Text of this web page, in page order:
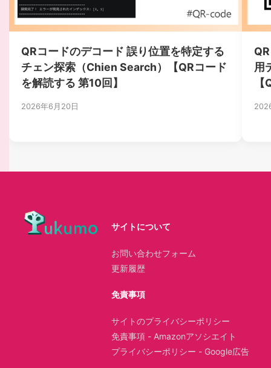
QRコードのデコード 誤り位置を特定する
チェン探索（Chien Search）【QRコード
を解読する 第10回】
2026年6月20日
用
サイトについて
お問い合わせフォーム
更新履歴
免責事項
サイトのプライバシーポリシー
免責事項 - Amazonアソシエイト
プライバシーポリシー - Google広告